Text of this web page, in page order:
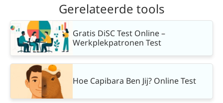
Gerelateerde tools
Gratis DiSC Test Online –
Werkplekpatronen Test
Hoe Capibara Ben Jij? Online Test